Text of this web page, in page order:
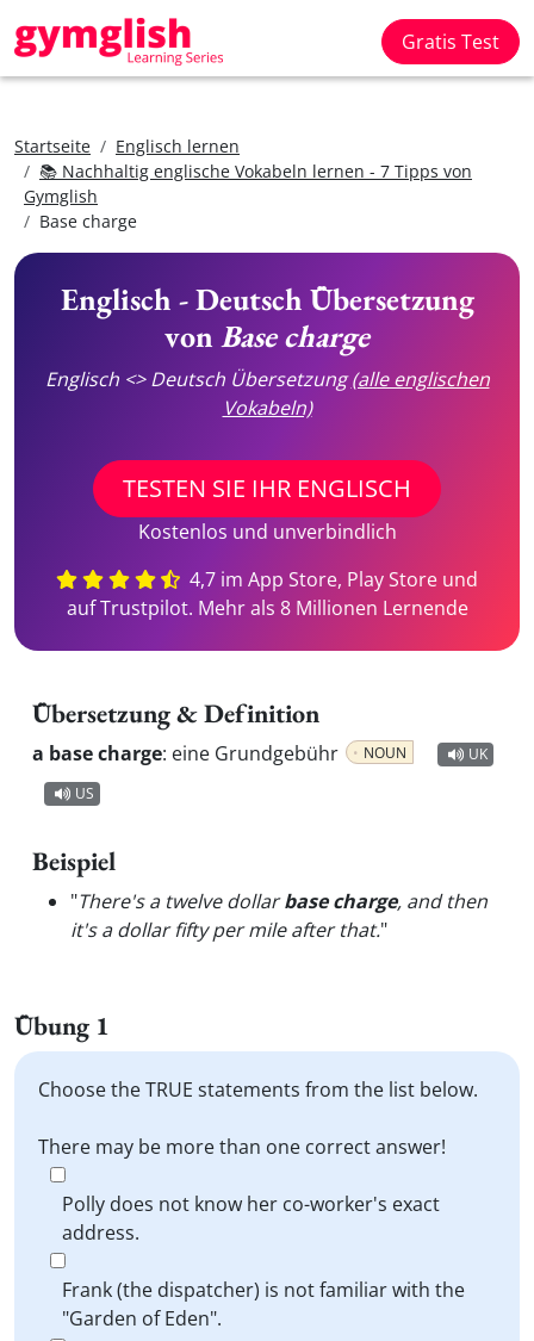
Gratis Test
Startseite
Englisch lernen
📚 Nachhaltig englische Vokabeln lernen - 7 Tipps von
Gymglish
Base charge
Englisch - Deutsch Übersetzung
vonBase charge
Englisch <> Deutsch Übersetzung(alle englischen
Vokabeln)
TESTEN SIE IHR ENGLISCH
Kostenlos und unverbindlich
4,7 im App Store, Play Store und
auf Trustpilot. Mehr als 8 Millionen Lernende
Übersetzung & Definition
a base charge: eine Grundgebühr NOUN
UK
US
Beispiel
"There's a twelve dollarbase charge, and then
it's a dollar fifty per mile after that."
Übung 1
Choose the TRUE statements from the list below.
There may be more than one correct answer!
Polly does not know her co-worker's exact
address.
Frank (the dispatcher) is not familiar with the
"Garden of Eden".